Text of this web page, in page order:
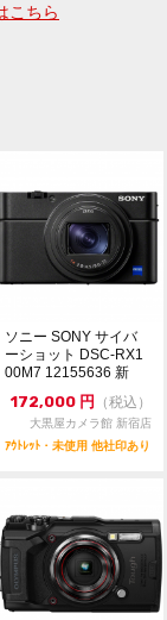
こちら
ソニー SONY サイバ
ーショット DSC-RX1
00M7 12155636 新
172,000 円 （税込）
大黒屋カメラ館 新宿店
ｱｳﾄﾚｯﾄ・未使用 他社印あり